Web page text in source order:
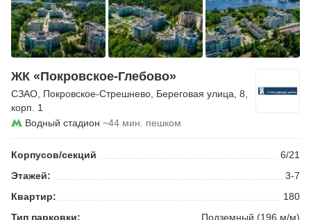
ЖК «Покровское-Глебово»
СЗАО Покровское-Стрешнево Береговая улица , 8,
корп. 1
Водный стадион ~44 мин. пешком
Корпусов/секций
6/21
Этажей:
3-7
Квартир:
180
Тип парковки:
Подземный (196 м/м)